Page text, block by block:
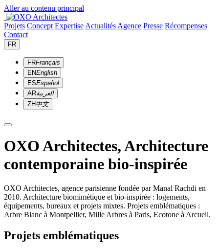
Aller au contenu principal
Projets Concept Expertise Actualités Agence Presse Récompenses
Contact
FR
FRFrançais
ENEnglish
ESEspañol
ARالعربية
ZH中文
OXO Architectes, Architecture
contemporaine bio-inspirée
OXO Architectes, agence parisienne fondée par Manal Rachdi en
2010. Architecture biomimétique et bio-inspirée : logements,
équipements, bureaux et projets mixtes. Projets emblématiques :
Arbre Blanc à Montpellier, Mille Arbres à Paris, Ecotone à Arcueil.
Projets emblématiques